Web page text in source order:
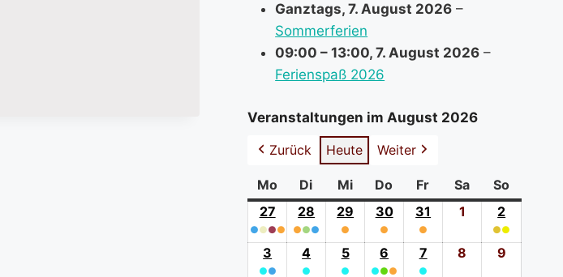
Ganztags,7. August 2026 –
Sommerferien
09:00 – 13:00,7. August 2026 –
Ferienspaß 2026
Veranstaltungen im August 2026
Zurück
Heute Weiter
MoMontag
Di Dienstag
MiMittwoch
Do Donnerstag
Fr Freitag
SaSamstag
SoSonntag
27
Juli
2026
●●●●
(4
event
28
Juli
2026
●●●
(3
event
29
2026
●
(1
event
3030.
2026
●
(1
event
31
2026
●
(1
event
1
August
2026
2
August
●●
(2
3
August
●●
4
August
●
55.
August
●
6
August
●●●
7
●
8 9